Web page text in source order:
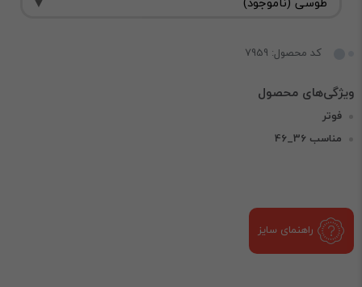
کد محصول: 7959
فوتر
مناسب 36_46
راهنمای سایز